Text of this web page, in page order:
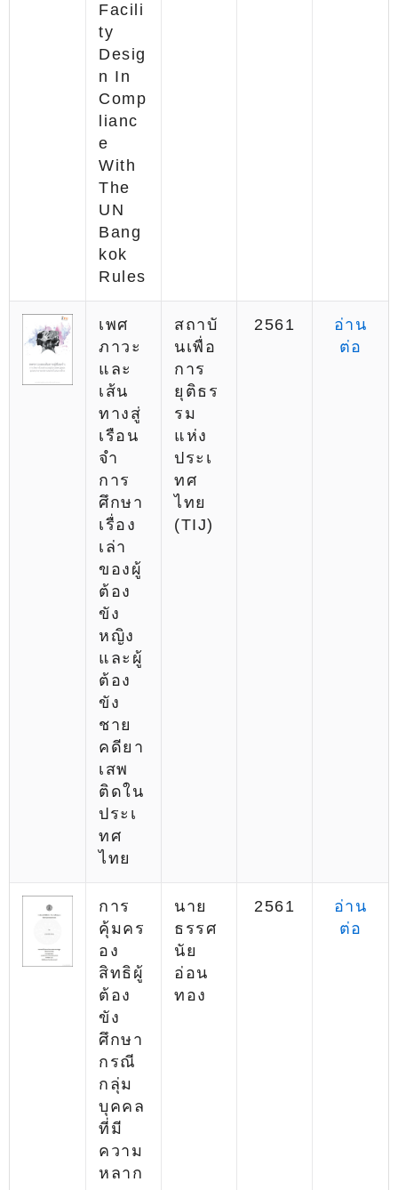
Facili
Ty
Desig
N In
Comp
Lianc
E
With
The
UN
Bang
Kok
Rules
เพศ
ภาวะ
และ
เส้น
ทางสู่
เรือน
จำ
การ
ศึกษา
เรื่อง
เล่า
ของผู้
ต้อง
ขัง
หญิง
และผู้
ต้อง
ขัง
ชาย
คดียา
เสพ
ติดใน
ประเ
ทศ
ไทย
สถาบั
นเพื่อ
การ
ยุติธร
รม
แห่ง
ประเ
ทศ
ไทย
(TIJ)
2561
อ่าน
ต่อ
การ
คุ้มคร
อง
สิทธิผู้
ต้อง
ขัง
ศึกษา
กรณี
กลุ่ม
บุคคล
ที่มี
ความ
หลาก
นาย
ธรรศ
นัย
อ่อน
ทอง
2561
อ่าน
ต่อ